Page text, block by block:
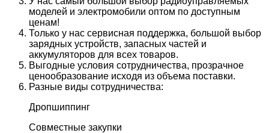
моделей и электромобили оптом по доступным
ценам!
Только у нас сервисная поддержка, большой выбор
зарядных устройств, запасных частей и
аккумуляторов для всех товаров.
Выгодные условия сотрудничества, прозрачное
ценообразование исходя из объема поставки.
Разные виды сотрудничества:
Дропшиппинг
Совместные закупки